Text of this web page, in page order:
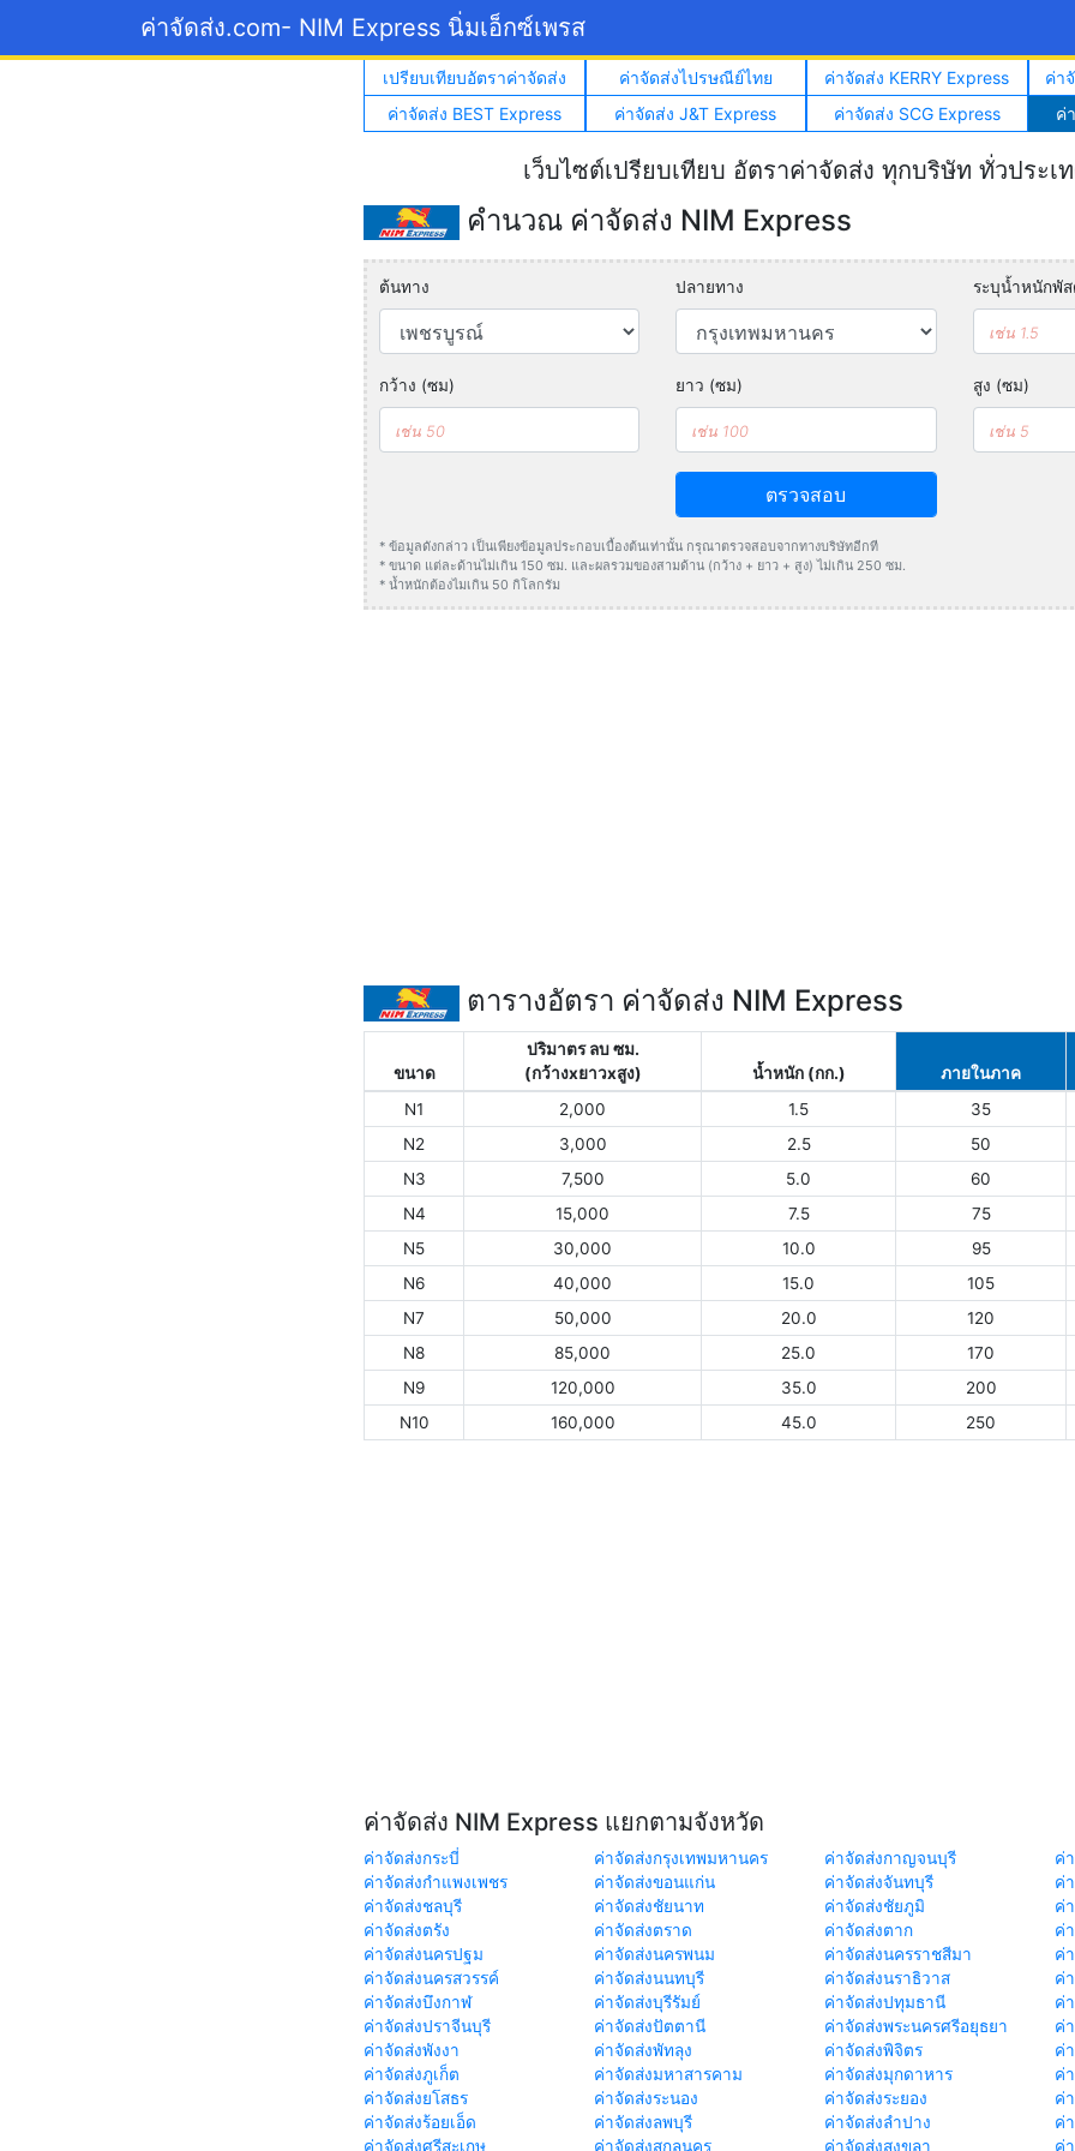
ค่าจัดส่ง.com- NIM Express นิ่มเอ็กซ์เพรส
เปรียบเทียบอัตราค่าจัดส่ง ค่าจัดส่งไปรษณีย์ไทย ค่าจัดส่ง KERRY Express
ค่า
ค่าจัดส่ง BEST Express
ค่าจัดส่ง J&T Express ค่าจัดส่ง SCG Express ค่
เว็บไซต์เปรียบเทียบ อัตราค่าจัดส่ง ทุกบริษัท ทั่วประเ
คำนวณ ค่าจัดส่ง NIM Express
ต้นทาง ปลายทาง ระบุน้ำหนักพั
กว้าง (ซม) ยาว (ซม) สูง (ซม)
ตรวจสอบ
* ข้อมูลดังกล่าว เป็นเพียงข้อมูลประกอบเบื้องต้นเท่านั้น กรุณาตรวจสอบจากทางบริษัทอีกที
* ขนาด แต่ละด้านไม่เกิน 150 ซม. และผลรวมของสามด้าน (กว้าง + ยาว + สูง) ไม่เกิน 250 ซม.
* น้ำหนักต้องไมเกิน 50 กิโลกรัม
ตารางอัตรา ค่าจัดส่ง NIM Express
ขนาด
ปริมาตร ลบ ซม.
(กว้างxยาวxสูง)
น้ำหนัก (กก.) ภายในภาค
N1
2,000 1.5 35
N2
3,000 2.5 50
N3
7,500 5.0 60
N4
15,000 7.5 75
N5
30,000 10.0 95
N6
40,000 15.0 105
N7
50,000 20.0 120
N8
85,000 25.0 170
N9
120,000 35.0 200
N10
160,000 45.0 250
ค่าจัดส่ง NIM Express แยกตามจังหวัด
ค่าจัดส่งกระบี่ ค่าจัดส่งกรุงเทพมหานคร ค่าจัดส่งกาญจนบุรี
ค่
ค่าจัดส่งกำแพงเพชร
ค่าจัดส่งขอนแก่น ค่าจัดส่งจันทบุรี
ค่
ค่าจัดส่งชลบุรี
ค่าจัดส่งชัยนาท ค่าจัดส่งชัยภูมิ
ค่
ค่าจัดส่งตรัง
ค่าจัดส่งตราด ค่าจัดส่งตาก
ค่
ค่าจัดส่งนครปฐม
ค่าจัดส่งนครพนม ค่าจัดส่งนครราชสีมา
ค่
ค่าจัดส่งนครสวรรค์
ค่าจัดส่งนนทบุรี ค่าจัดส่งนราธิวาส
ค่
ค่าจัดส่งบึงกาฬ
ค่าจัดส่งบุรีรัมย์ ค่าจัดส่งปทุมธานี
ค่
ค่าจัดส่งปราจีนบุรี
ค่าจัดส่งปัตตานี ค่าจัดส่งพระนครศรีอยุธยา
ค่
ค่าจัดส่งพังงา
ค่าจัดส่งพัทลุง ค่าจัดส่งพิจิตร
ค่
ค่าจัดส่งภูเก็ต
ค่าจัดส่งมหาสารคาม ค่าจัดส่งมุกดาหาร
ค่
ค่าจัดส่งยโสธร
ค่าจัดส่งระนอง ค่าจัดส่งระยอง
ค่
ค่าจัดส่งร้อยเอ็ด
ค่าจัดส่งลพบุรี ค่าจัดส่งลำปาง
ค่
ค่าจัดส่งศรีสะเกษ
ค่าจัดส่งสกลนคร ค่าจัดส่งสงขลา ค่